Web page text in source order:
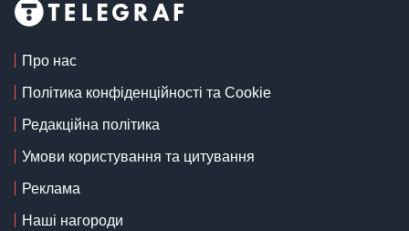
Про нас
Політика конфіденційності та Cookie
Редакційна політика
Умови користування та цитування
Реклама
Наші нагороди